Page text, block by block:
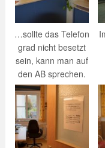
…sollte das Telefon
grad nicht besetzt
sein, kann man auf
den AB sprechen.